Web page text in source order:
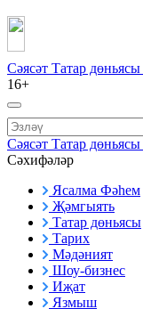
Сәясәт Татар дөньясы
16+
Сәясәт Татар дөньясы
Сәхифәләр
Ясалма Фәһем
Җәмгыять
Татар дөньясы
Тарих
Мәдәният
Шоу-бизнес
Иҗат
Язмыш